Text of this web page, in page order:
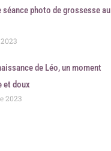
séance photo de grossesse au
de Léo, un moment
et doux
2023